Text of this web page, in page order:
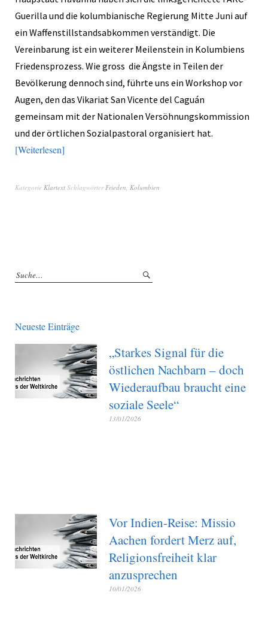
Guerilla und die kolumbianische Regierung Mitte Juni auf
ein Waffenstillstandsabkommen verständigt. Die
Vereinbarung ist ein weiterer Meilenstein in Kolumbiens
Friedensprozess. Wie gross die Ängste in Teilen der
Bevölkerung dennoch sind, führte uns ein Workshop vor
Augen, den das Vikariat San Vicente del Caguán
gemeinsam mit der Nationalen Versöhnungskommission
und der örtlichen Sozialpastoral organisiert hat.
Weiterlesen
Kategorie Klartext SchlagwörterFrieden, Kolumbien
Neueste Einträge
„Starkes Signal für die
östlichen Nachbarn – doch
Wiederaufbau braucht eine
soziale Seele“
13/01/2026
Vor Indien-Reise: Missio
Aachen fordert Merz auf,
Religionsfreiheit klar
anzusprechen
10/01/2026